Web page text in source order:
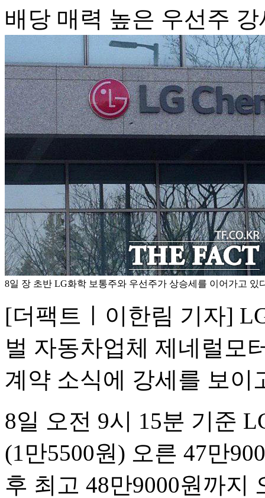
배당 매력 높은 우선주
8일 장 초반 LG화학 보통주와 우선주가 상승세를 이어가고 있
[더팩트ㅣ이한림 기자]
벌 자동차업체 제네럴모
계약 소식에 강세를 보이
8일 오전 9시 15분 기준
(1만5500원) 오른 47만
후 최고 48만9000원까지